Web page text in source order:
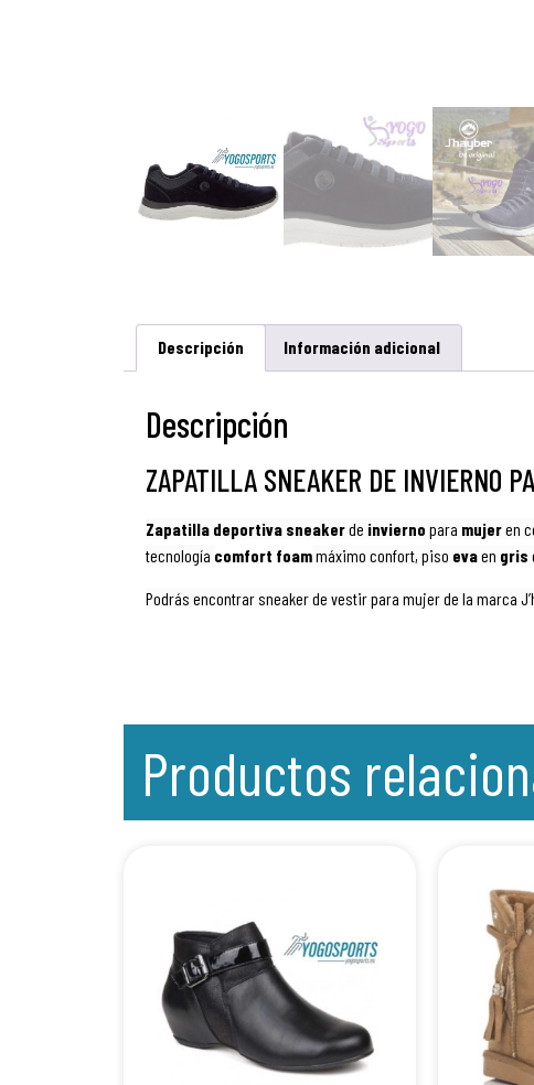
Descripción Información adicional
Descripción
ZAPATILLA SNEAKER DE INVIERNO
Zapatilla deportiva sneakerde invierno para mujeren
tecnologí­a comfort foammáximo confort, piso evaen gris
Podrás encontrar sneaker de vestir para mujer de la marca
Productos